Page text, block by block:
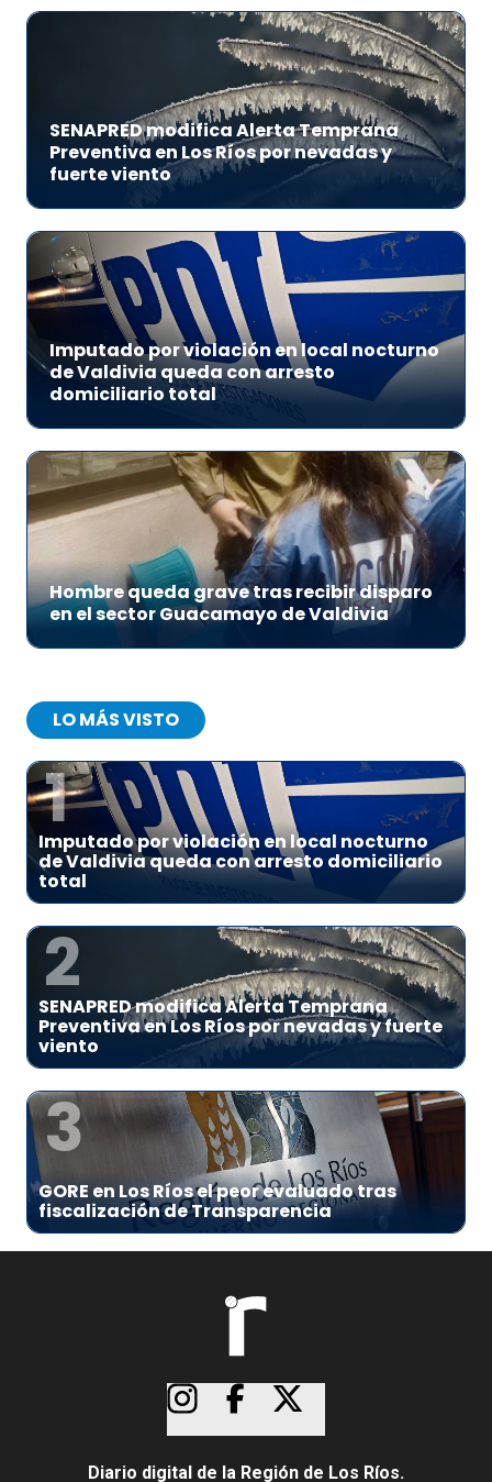
SENAPRED modifica Alerta Temprana
Preventiva en Los Ríos por nevadas y
fuerte viento
Imputado por violación en local nocturno
de Valdivia queda con arresto
domiciliario total
Hombre queda grave tras recibir disparo
en el sector Guacamayo de Valdivia
LO MÁS VISTO
1
Imputado por violación en local nocturno
de Valdivia queda con arresto domiciliario
total
2
SENAPRED modifica Alerta Temprana
Preventiva en Los Ríos por nevadas y fuerte
viento
3
GORE en Los Ríos el peor evaluado tras
fiscalización de Transparencia
Diario digital de la Región de Los Ríos.